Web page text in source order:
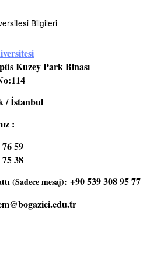
Bilgileri
Kuzey Park Binası
/ İstanbul
:
59
38
(Sadece mesaj): +90 539 308 95 77